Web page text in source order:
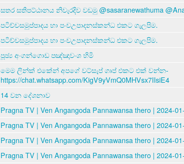
සතර සතිපට්ඨානය නිවැරදිව වඩමු @sasaranewathuma
පටිච්චසමුප්පාදය හා පංචඋපාදනස්කන්ධ එකට ගැලපිම.
පටිච්චසමුප්පාදය හා පංචඋපාදනස්කන්ධ එකට ගැලපිම.
පූඡ්‍ය අංගන්ගොඩ පඤ්ඤාවංශ හිමි
මෙම ලින්ක් එකේන් අපගේ වට්සැප් ගෘප් එකට එක් වන්න-
https://chat.whatsapp.com/KigV9yVmQ0MHVsx7IIsiE4
14 වන දේශනාව
Pragna TV | Ven Angangoda Pannawansa thero | 2024-
Pragna TV | Ven Angangoda Pannawansa thero | 2024-
Pragna TV | Ven Angangoda Pannawansa thero | 2024-
Pragna TV | Ven Angangoda Pannawansa thero | 2024-